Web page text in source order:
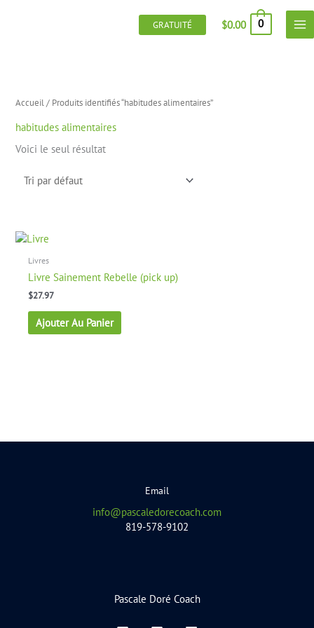
GRATUITÉ $0.00 0
Accueil/ Produits identifiés “habitudes alimentaires”
habitudes alimentaires
Voici le seul résultat
Livres
Livre Sainement Rebelle (pick up)
$27.97
Ajouter Au Panier
Email
info@pascaledorecoach.com
819-578-9102
Pascale Doré Coach